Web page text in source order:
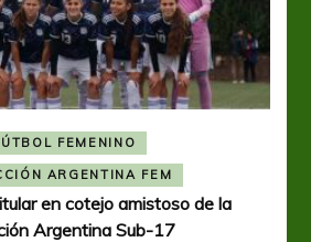
FEMENINO
ARGENTINA FEM
en cotejo amistoso de la
Argentina Sub-17